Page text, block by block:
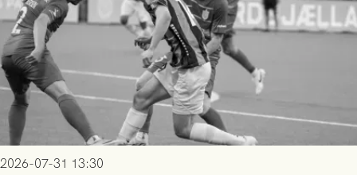
2026-07-31 13:30